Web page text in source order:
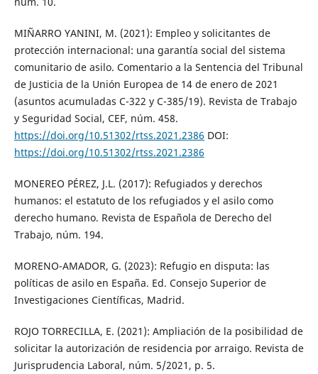
MIÑARRO YANINI, M. (2021): Empleo y solicitantes de
protección internacional: una garantía social del sistema
comunitario de asilo. Comentario a la Sentencia del Tribunal
de Justicia de la Unión Europea de 14 de enero de 2021
(asuntos acumuladas C-322 y C-385/19). Revista de Trabajo
y Seguridad Social, CEF, núm. 458.
https://doi.org/10.51302/rtss.2021.2386 DOI:
https://doi.org/10.51302/rtss.2021.2386
MONEREO PÉREZ, J.L. (2017): Refugiados y derechos
humanos: el estatuto de los refugiados y el asilo como
derecho humano. Revista de Española de Derecho del
Trabajo, núm. 194.
MORENO-AMADOR, G. (2023): Refugio en disputa: las
políticas de asilo en España. Ed. Consejo Superior de
Investigaciones Científicas, Madrid.
ROJO TORRECILLA, E. (2021): Ampliación de la posibilidad de
solicitar la autorización de residencia por arraigo. Revista de
Jurisprudencia Laboral, núm. 5/2021, p. 5.